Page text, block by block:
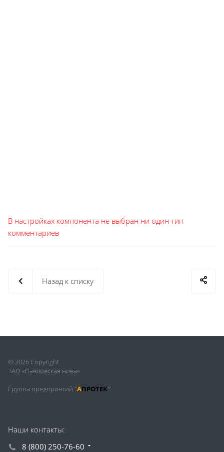
В настройках компонента не выбран ни один тип
комментариев
Назад к списку
© 2026 Copyright
ЗАО «Павловская нива»
Группа предприятий "АПРОТЕК"
Наши контакты:
8 (800) 250-76-60